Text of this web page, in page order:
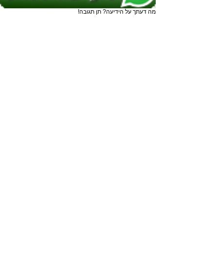
מה דעתך על הידיעה? תן תגובה!